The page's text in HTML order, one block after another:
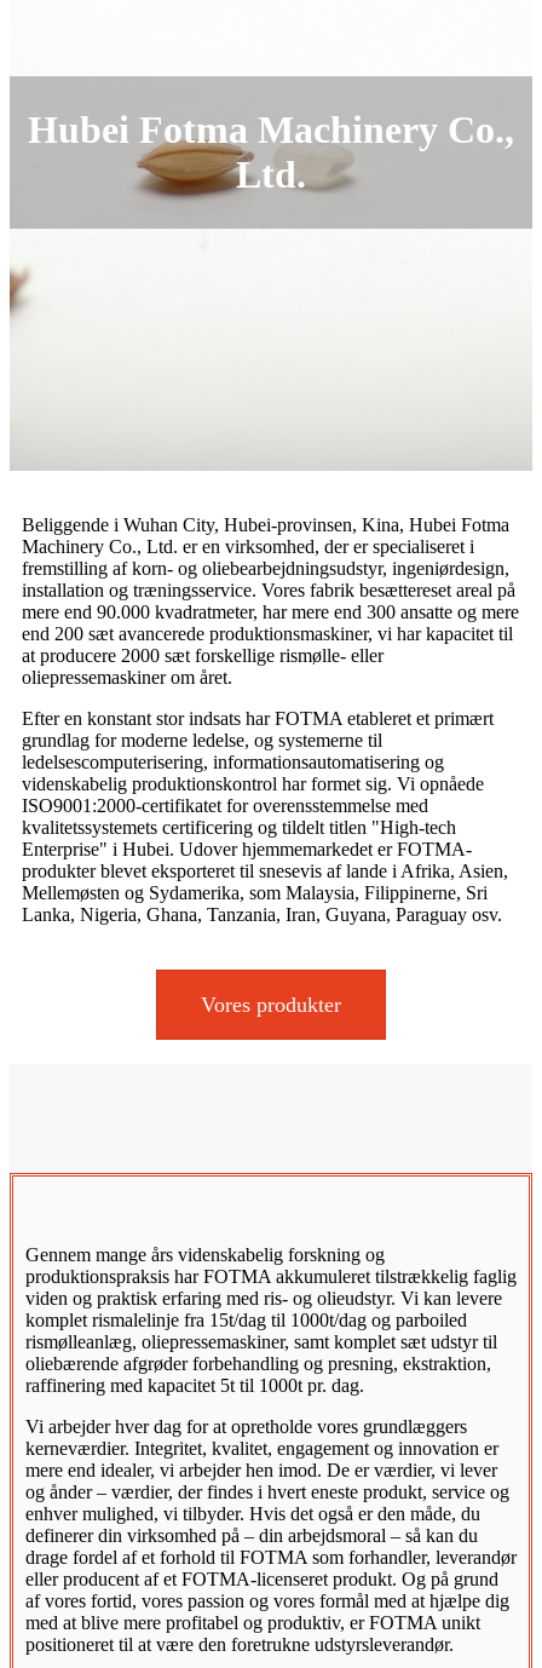
Hubei Fotma Machinery Co.,
Ltd.
Beliggende i Wuhan City, Hubei-provinsen, Kina, Hubei Fotma
Machinery Co., Ltd. er en virksomhed, der er specialiseret i
fremstilling af korn- og oliebearbejdningsudstyr, ingeniørdesign,
installation og træningsservice. Vores fabrik besættereset areal på
mere end 90.000 kvadratmeter, har mere end 300 ansatte og mere
end 200 sæt avancerede produktionsmaskiner, vi har kapacitet til
at producere 2000 sæt forskellige rismølle- eller
oliepressemaskiner om året.
Efter en konstant stor indsats har FOTMA etableret et primært
grundlag for moderne ledelse, og systemerne til
ledelsescomputerisering, informationsautomatisering og
videnskabelig produktionskontrol har formet sig. Vi opnåede
ISO9001:2000-certifikatet for overensstemmelse med
kvalitetssystemets certificering og tildelt titlen "High-tech
Enterprise" i Hubei. Udover hjemmemarkedet er FOTMA-
produkter blevet eksporteret til snesevis af lande i Afrika, Asien,
Mellemøsten og Sydamerika, som Malaysia, Filippinerne, Sri
Lanka, Nigeria, Ghana, Tanzania, Iran, Guyana, Paraguay osv.
Vores produkter
Gennem mange års videnskabelig forskning og
produktionspraksis har FOTMA akkumuleret tilstrækkelig faglig
viden og praktisk erfaring med ris- og olieudstyr. Vi kan levere
komplet rismalelinje fra 15t/dag til 1000t/dag og parboiled
rismølleanlæg, oliepressemaskiner, samt komplet sæt udstyr til
oliebærende afgrøder forbehandling og presning, ekstraktion,
raffinering med kapacitet 5t til 1000t pr. dag.
Vi arbejder hver dag for at opretholde vores grundlæggers
kerneværdier. Integritet, kvalitet, engagement og innovation er
mere end idealer, vi arbejder hen imod. De er værdier, vi lever
og ånder – værdier, der findes i hvert eneste produkt, service og
enhver mulighed, vi tilbyder. Hvis det også er den måde, du
definerer din virksomhed på – din arbejdsmoral – så kan du
drage fordel af et forhold til FOTMA som forhandler, leverandør
eller producent af et FOTMA-licenseret produkt. Og på grund
af vores fortid, vores passion og vores formål med at hjælpe dig
med at blive mere profitabel og produktiv, er FOTMA unikt
positioneret til at være den foretrukne udstyrsleverandør.